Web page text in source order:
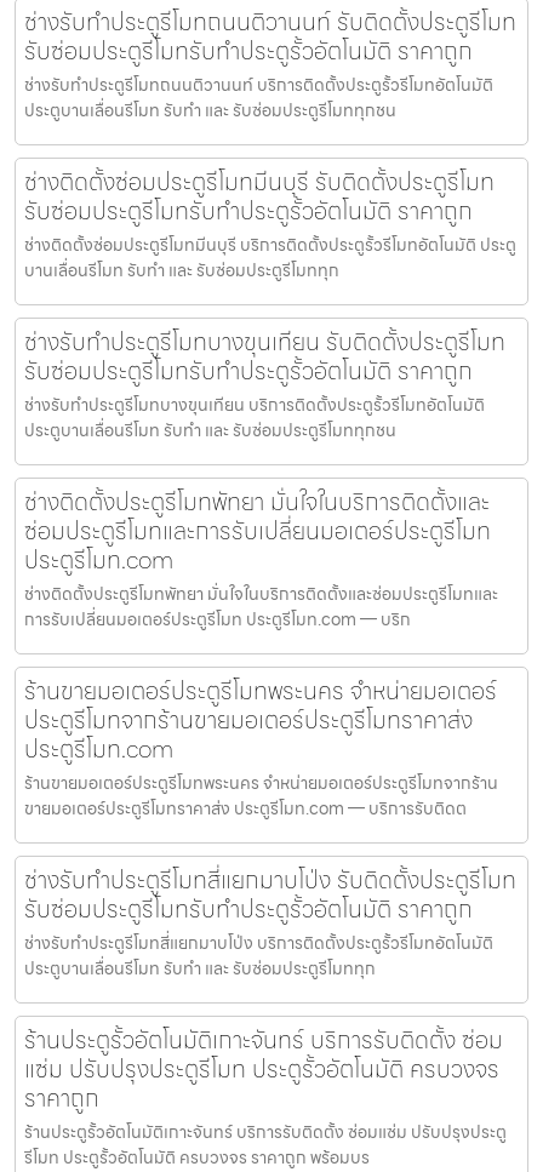
ช่างรับทำประตูรีโมทถนนติวานนท์ รับติดตั้งประตูรีโมท
รับซ่อมประตูรีโมทรับทำประตูรั้วอัตโนมัติ ราคาถูก
ช่างรับทำประตูรีโมทถนนติวานนท์ บริการติดตั้งประตูรั้วรีโมทอัตโนมัติ
ประตูบานเลื่อนรีโมท รับทำ และ รับซ่อมประตูรีโมททุกชน
ช่างติดตั้งซ่อมประตูรีโมทมีนบุรี รับติดตั้งประตูรีโมท
รับซ่อมประตูรีโมทรับทำประตูรั้วอัตโนมัติ ราคาถูก
ช่างติดตั้งซ่อมประตูรีโมทมีนบุรี บริการติดตั้งประตูรั้วรีโมทอัตโนมัติ ประตู
บานเลื่อนรีโมท รับทำ และ รับซ่อมประตูรีโมททุก
ช่างรับทำประตูรีโมทบางขุนเทียน รับติดตั้งประตูรีโมท
รับซ่อมประตูรีโมทรับทำประตูรั้วอัตโนมัติ ราคาถูก
ช่างรับทำประตูรีโมทบางขุนเทียน บริการติดตั้งประตูรั้วรีโมทอัตโนมัติ
ประตูบานเลื่อนรีโมท รับทำ และ รับซ่อมประตูรีโมททุกชน
ช่างติดตั้งประตูรีโมทพัทยา มั่นใจในบริการติดตั้งและ
ซ่อมประตูรีโมทและการรับเปลี่ยนมอเตอร์ประตูรีโมท
ประตูรีโมท.com
ช่างติดตั้งประตูรีโมทพัทยา มั่นใจในบริการติดตั้งและซ่อมประตูรีโมทและ
การรับเปลี่ยนมอเตอร์ประตูรีโมท ประตูรีโมท.com — บริก
ร้านขายมอเตอร์ประตูรีโมทพระนคร จำหน่ายมอเตอร์
ประตูรีโมทจากร้านขายมอเตอร์ประตูรีโมทราคาส่ง
ประตูรีโมท.com
ร้านขายมอเตอร์ประตูรีโมทพระนคร จำหน่ายมอเตอร์ประตูรีโมทจากร้าน
ขายมอเตอร์ประตูรีโมทราคาส่ง ประตูรีโมท.com — บริการรับติดต
ช่างรับทำประตูรีโมทสี่แยกมาบโป่ง รับติดตั้งประตูรีโมท
รับซ่อมประตูรีโมทรับทำประตูรั้วอัตโนมัติ ราคาถูก
ช่างรับทำประตูรีโมทสี่แยกมาบโป่ง บริการติดตั้งประตูรั้วรีโมทอัตโนมัติ
ประตูบานเลื่อนรีโมท รับทำ และ รับซ่อมประตูรีโมททุก
ร้านประตูรั้วอัตโนมัติเกาะจันทร์ บริการรับติดตั้ง ซ่อม
แซ่ม ปรับปรุงประตูรีโมท ประตูรั้วอัตโนมัติ ครบวงจร
ราคาถูก
ร้านประตูรั้วอัตโนมัติเกาะจันทร์ บริการรับติดตั้ง ซ่อมแซ่ม ปรับปรุงประตู
รีโมท ประตูรั้วอัตโนมัติ ครบวงจร ราคาถูก พร้อมบร